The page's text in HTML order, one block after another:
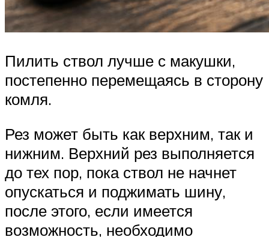
Пилить ствол лучше с макушки,
постепенно перемещаясь в сторону
комля.
Рез может быть как верхним, так и
нижним. Верхний рез выполняется
до тех пор, пока ствол не начнет
опускаться и поджимать шину,
после этого, если имеется
возможность, необходимо